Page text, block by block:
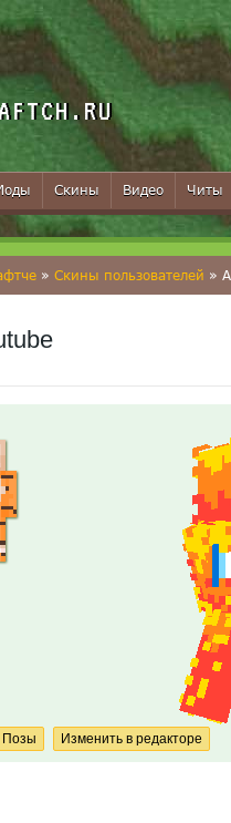
Скины Видео Читы
» Скины пользователей »